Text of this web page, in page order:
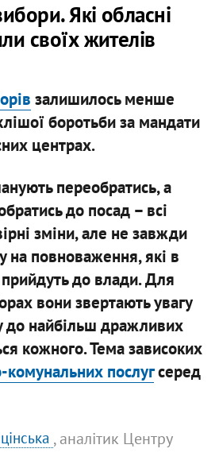
Які обласні
своїх жителів
залишилось менше
боротьби за мандати
центрах.
переобратись, а
до посад – всі
зміни, але не завжди
на повноваження, які в
до влади. Для
вони звертають увагу
до найбільш дражливих
кожного. Тема зависоких
послугсеред
, аналітик Центру